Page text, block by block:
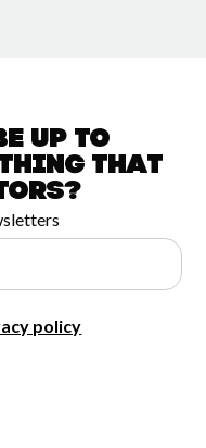
up to
that
policy